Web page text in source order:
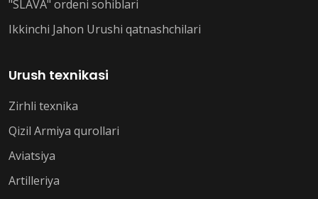
"SLAVA" ordeni sohiblari
Ikkinchi Jahon Urushi qatnashchilari
Urush texnikasi
Zirhli texnika
Qizil Armiya qurollari
Aviatsiya
Artilleriya